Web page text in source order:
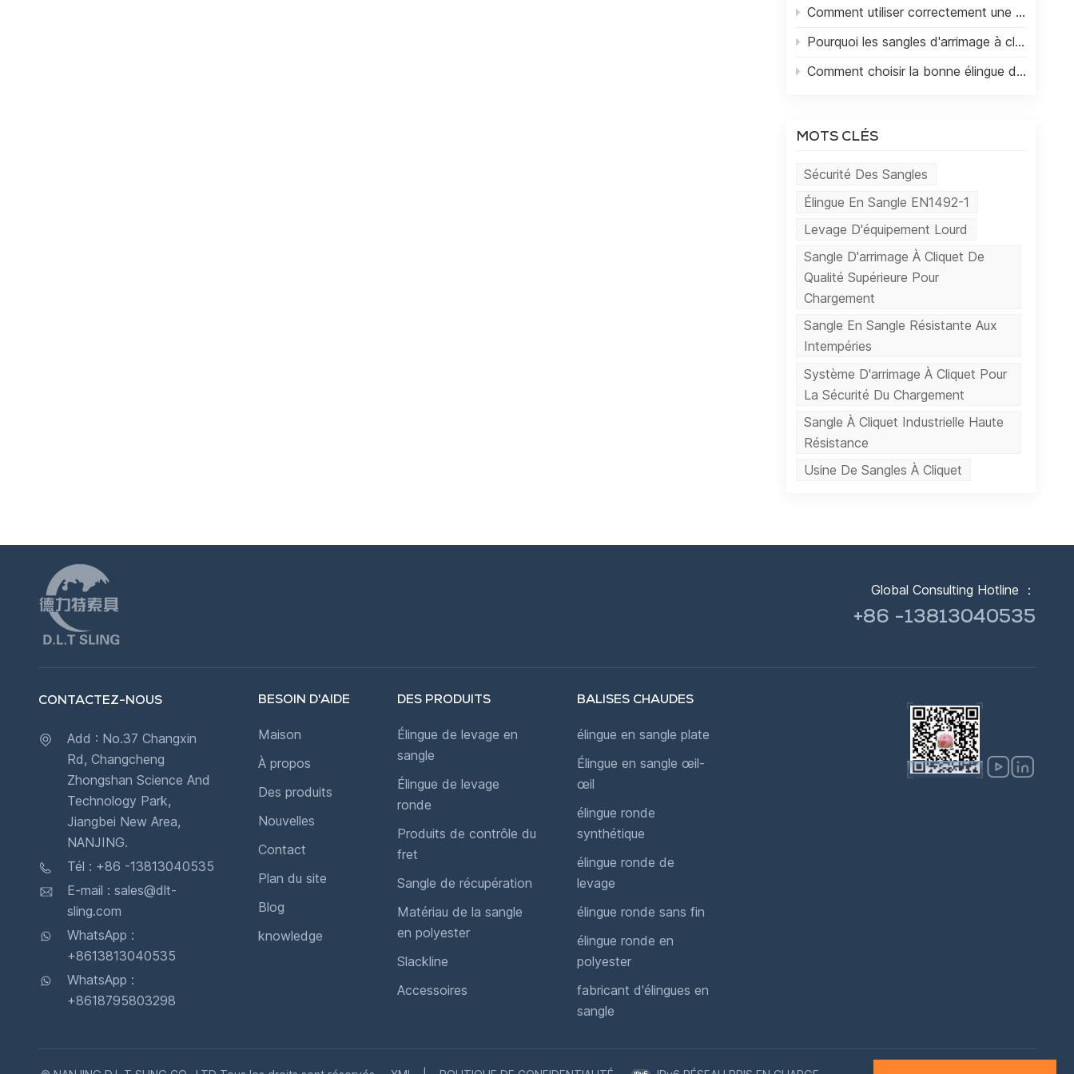
Comment utiliser correctement une sangle à cliquet pour un transport de marchandises en toute sécurité
Pourquoi les sangles d'arrimage à cliquet sont essentielles pour le transport de marchandises
Comment choisir la bonne élingue de levage pour les applications lourdes
MOTS CLÉS
Sécurité Des Sangles
Élingue En Sangle EN1492-1
Levage D'équipement Lourd
Sangle D'arrimage À Cliquet De
Qualité Supérieure Pour
Chargement
Sangle En Sangle Résistante Aux
Intempéries
Système D'arrimage À Cliquet Pour
La Sécurité Du Chargement
Sangle À Cliquet Industrielle Haute
Résistance
Usine De Sangles À Cliquet
Global Consulting Hotline ：
+86 -13813040535
CONTACTEZ-NOUS
Add : No.37 Changxin
Rd, Changcheng
Zhongshan Science And
Technology Park,
Jiangbei New Area,
NANJING.
Tél : +86 -13813040535
E-mail : sales@dlt-
sling.com
WhatsApp :
+8613813040535
WhatsApp :
+8618795803298
BESOIN D'AIDE
Maison
À propos
Des produits
Nouvelles
Contact
Plan du site
Blog
knowledge
DES PRODUITS
Élingue de levage en
sangle
Élingue de levage
ronde
Produits de contrôle du
fret
Sangle de récupération
Matériau de la sangle
en polyester
Slackline
Accessoires
BALISES CHAUDES
élingue en sangle plate
Élingue en sangle œil-
œil
élingue ronde
synthétique
élingue ronde de
levage
élingue ronde sans fin
élingue ronde en
polyester
fabricant d'élingues en
sangle